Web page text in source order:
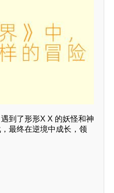
到了形形X X 的妖怪和神
最终在逆境中成长，领